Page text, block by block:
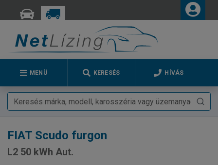
MENÜ KERESÉS HÍVÁS
FIAT Scudo furgon
L2 50 kWh Aut.